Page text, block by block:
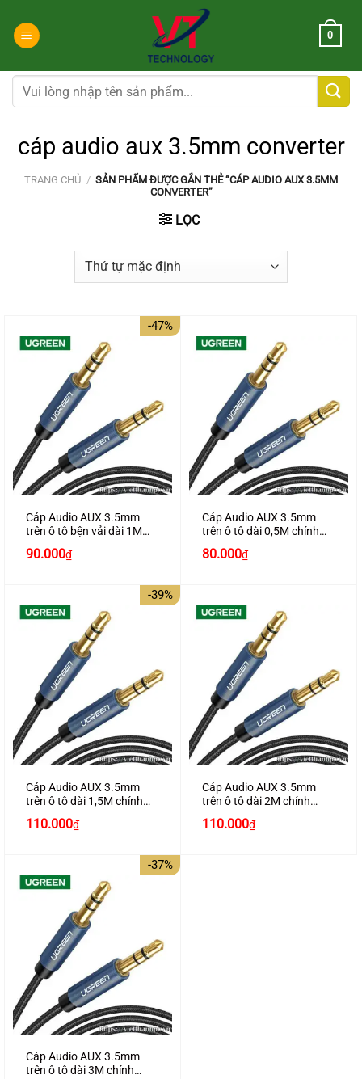
đến
dung
0
Tìm
kiếm:
cáp audio aux 3.5mm converter
TRANG CHỦ / SẢN PHẨM ĐƯỢC GẮN THẺ “CÁP AUDIO AUX 3.5MM
CONVERTER”
LỌC
-47%
Cáp Audio AUX 3.5mm
trên ô tô bện vải dài 1M
cao cấp
Giá
90.000₫Giá
hiện
Cáp Audio AUX 3.5mm
trên ô tô dài 0,5M chính
cấp
80.000₫
-39%
Cáp Audio AUX 3.5mm
trên ô tô dài 1,5M chính
cấp
Giá
110.000₫Giá
hiện
Cáp Audio AUX 3.5mm
trên ô tô dài 2M chính
cấp
110.000₫
-37%
Cáp Audio AUX 3.5mm
trên ô tô dài 3M chính